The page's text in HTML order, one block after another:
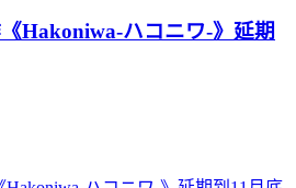
Hakoniwa-ハコニワ-》延期